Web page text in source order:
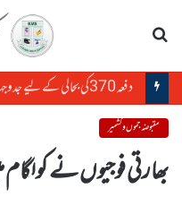
دفعہ370کی بحالی کے لیے جدوجہد ہمارا حق ہے، التجا مفتی
مقبوضہ جموں و کشمیر
بھارتی فوجیوں نے